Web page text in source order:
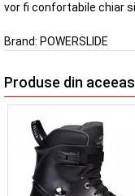
vor fi confortabile chiar
Brand: POWERSLIDE
Produse din